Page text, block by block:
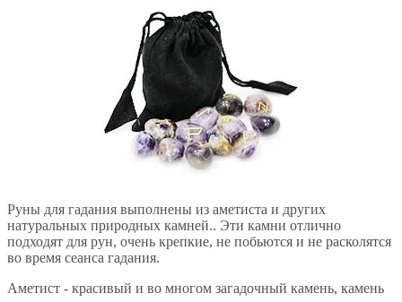
Руны для гадания выполнены из аметиста и других
натуральных природных камней.. Эти камни отлично
подходят для рун, очень крепкие, не побьются и не расколятся
во время сеанса гадания.
Аметист - красивый и во многом загадочный камень, камень